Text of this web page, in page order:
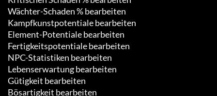
Wächter-Schaden % bearbeiten
Kampfkunstpotentiale bearbeiten
Element-Potentiale bearbeiten
Fertigkeitspotentiale bearbeiten
NPC-Statistiken bearbeiten
Lebenserwartung bearbeiten
Gütigkeit bearbeiten
Bösartigkeit bearbeiten